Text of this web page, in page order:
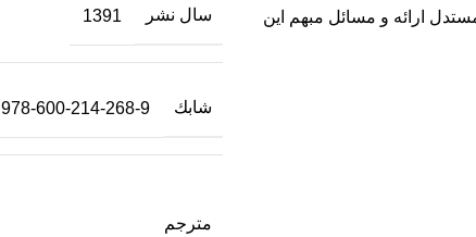
ارائه و مسائل مبهم این
سال نشر 1391
شابك 978-600-214-268-9
مترجم